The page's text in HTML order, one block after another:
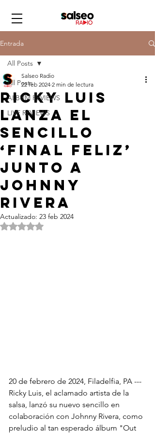
Entrada
All Posts
ALBUM REVIEWS
LIVE REVIEWS
All Posts
Ricky Luis
Lanza el
Sencillo
‘Final Feliz’
Junto A
Johnny
Rivera
Salseo Radio
22 feb 2024 2 min de lectura
Actualizado: 23 feb 2024
Obtuvo NaN de 5 estrellas.
20 de febrero de 2024, Filadelfia, PA ---
Ricky Luis, el aclamado artista de la
salsa, lanzó su nuevo sencillo en
colaboración con Johnny Rivera, como
preludio al tan esperado álbum "Out